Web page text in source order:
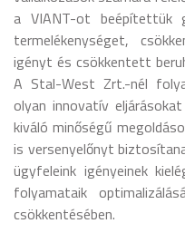
a VIANT-ot beépítettük
termelékenységet,
igényt és csökkentett
A Stal-West Zrt.-nél
olyan innovatív
kiváló minőségű
is versenyelőnyt
ügyfeleink igényeinek
folyamataik
csökkentésében.